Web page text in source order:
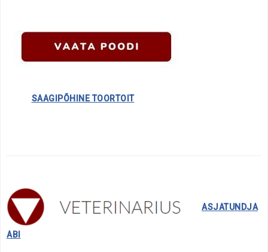
SAAGIPÕHINE TOORTOIT
ASJATUNDJA
ABI